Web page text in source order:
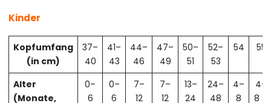
Kinder
Kopfumfang
(in cm)
37–
40
41–
43
44–
46
47–
49
50–
51
52–
53
54 55
Alter
(Monate,
0–
6
0–
6
7–
12
7–
12
13–
24
24–
48
4–
8
4–
8 J.